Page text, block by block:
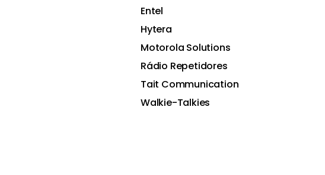
Entel
Hytera
Motorola Solutions
Rádio Repetidores
Tait Communication
Walkie-Talkies